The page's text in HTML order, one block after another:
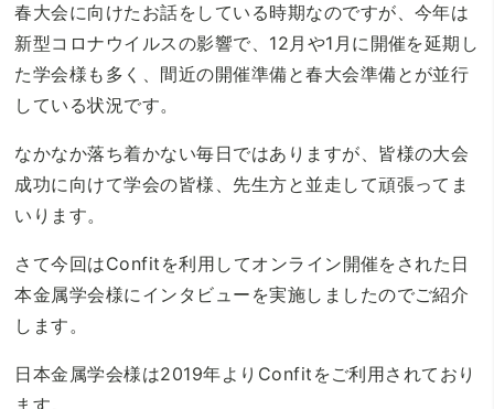
春大会に向けたお話をしている時期なのですが、今年は
新型コロナウイルスの影響で、12月や1月に開催を延期し
た学会様も多く、間近の開催準備と春大会準備とが並行
している状況です。
なかなか落ち着かない毎日ではありますが、皆様の大会
成功に向けて学会の皆様、先生方と並走して頑張ってま
いります。
さて今回はConfitを利用してオンライン開催をされた日
本金属学会様にインタビューを実施しましたのでご紹介
します。
日本金属学会様は2019年よりConfitをご利用されており
ます。